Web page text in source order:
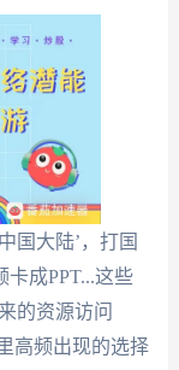
国大陆’，打国
卡成PPT...这些
的资源访问
高频出现的选择